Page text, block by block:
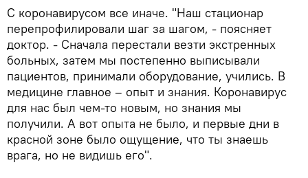
С коронавирусом все иначе. "Наш стационар
перепрофилировали шаг за шагом, - поясняет
доктор. - Сначала перестали везти экстренных
больных, затем мы постепенно выписывали
пациентов, принимали оборудование, учились. В
медицине главное – опыт и знания. Коронавирус
для нас был чем-то новым, но знания мы
получили. А вот опыта не было, и первые дни в
красной зоне было ощущение, что ты знаешь
врага, но не видишь его".